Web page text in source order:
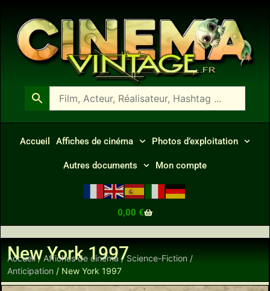
Accueil Affiches de cinéma Photos d’exploitation
Autres documents Mon compte
0,00 €
New York 1997
Accueil/Affiches de cinéma /Science-Fiction /
Anticipation / New York 1997